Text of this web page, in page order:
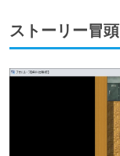
ストーリー冒頭